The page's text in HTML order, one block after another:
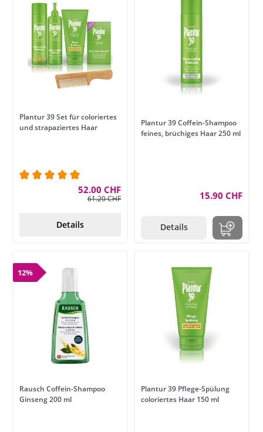
Plantur 39 Set für coloriertes
und strapaziertes Haar
Durchschnittliche Bewertung von 5 von 5 Sternen
52.00 CHF
61.20 CHF
Details
Plantur 39 Coffein-Shampoo
feines, brüchiges Haar 250 ml
15.90 CHF
Details
12%
Rausch Coffein-Shampoo
Ginseng 200 ml
Plantur 39 Pflege-Spülung
coloriertes Haar 150 ml